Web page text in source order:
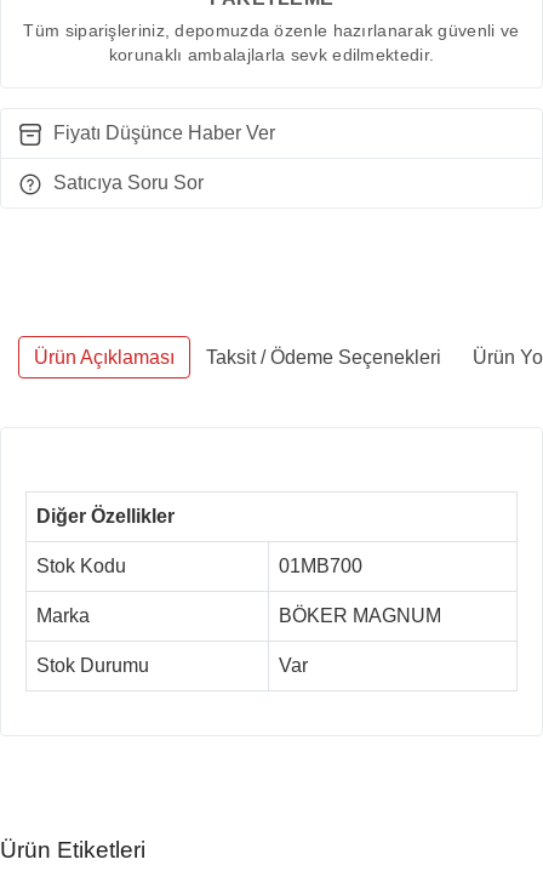
Tüm siparişleriniz, depomuzda özenle hazırlanarak güvenli ve
korunaklı ambalajlarla sevk edilmektedir.
Fiyatı Düşünce Haber Ver
Satıcıya Soru Sor
Ürün Açıklaması Taksit / Ödeme Seçenekleri Ürün
Diğer Özellikler
Stok Kodu 01MB700
Marka BÖKER MAGNUM
Stok Durumu Var
Ürün Etiketleri